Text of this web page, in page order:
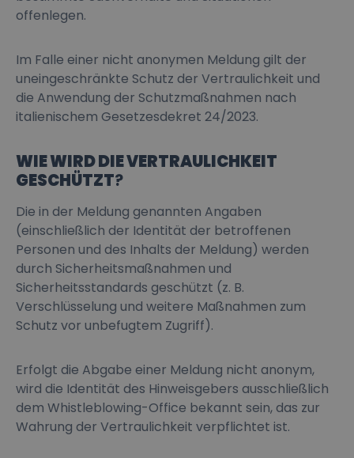
offenlegen.
Im Falle einer nicht anonymen Meldung gilt der
uneingeschränkte Schutz der Vertraulichkeit und
die Anwendung der Schutzmaßnahmen nach
italienischem Gesetzesdekret 24/2023.
WIE WIRD DIE VERTRAULICHKEIT
GESCHÜTZT?
Die in der Meldung genannten Angaben
(einschließlich der Identität der betroffenen
Personen und des Inhalts der Meldung) werden
durch Sicherheitsmaßnahmen und
Sicherheitsstandards geschützt (z. B.
Verschlüsselung und weitere Maßnahmen zum
Schutz vor unbefugtem Zugriff).
Erfolgt die Abgabe einer Meldung nicht anonym,
wird die Identität des Hinweisgebers ausschließlich
dem Whistleblowing-Office bekannt sein, das zur
Wahrung der Vertraulichkeit verpflichtet ist.